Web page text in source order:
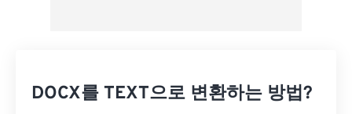
DOCX를 TEXT으로 변환하는 방법?